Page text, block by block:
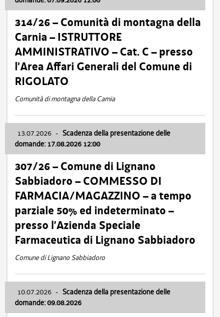
314/26 – Comunità di montagna della
Carnia – ISTRUTTORE
AMMINISTRATIVO – Cat. C – presso
l’Area Affari Generali del Comune di
RIGOLATO
Comunità di montagna della Carnia
13.07.2026 - Scadenza della presentazione delle
domande: 17.08.2026 12:00
307/26 – Comune di Lignano
Sabbiadoro – COMMESSO DI
FARMACIA/MAGAZZINO – a tempo
parziale 50% ed indeterminato –
presso l’Azienda Speciale
Farmaceutica di Lignano Sabbiadoro
Comune di Lignano Sabbiadoro
10.07.2026 - Scadenza della presentazione delle
domande: 09.08.2026